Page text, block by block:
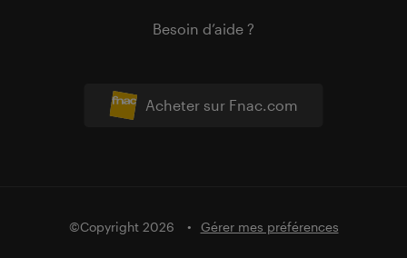
Acheter sur Fnac.com
Besoin d’aide ?
©Copyright 2026 Gérer mes préférences